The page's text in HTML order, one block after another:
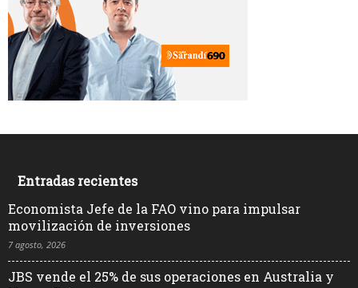
Entradas recientes
Economista Jefe de la FAO vino para impulsar
movilización de inversiones
7 agosto, 2026
JBS vende el 25% de sus operaciones en Australia y